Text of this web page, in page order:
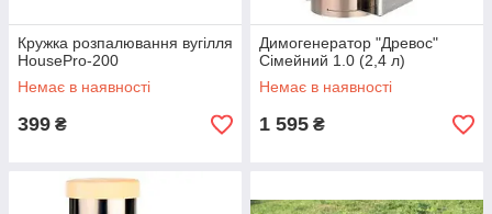
Кружка розпалювання вугілля
HousePro-200
Немає в наявності
399 ₴
Димогенератор "Древос"
Сімейний 1.0 (2,4 л)
Немає в наявності
1 595 ₴